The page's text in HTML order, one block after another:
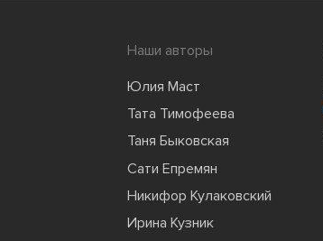
Наши авторы
Юлия Маст
Тата Тимофеева
Таня Быковская
Сати Епремян
Никифор Кулаковский
Ирина Кузник